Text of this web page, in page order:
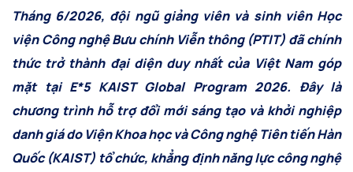
Tháng 6/2026, đội ngũ giảng viên và sinh viên Học
viện Công nghệ Bưu chính Viễn thông (PTIT) đã chính
thức trở thành đại diện duy nhất của Việt Nam góp
mặt tại E*5 KAIST Global Program 2026. Đây là
chương trình hỗ trợ đổi mới sáng tạo và khởi nghiệp
danh giá do Viện Khoa học và Công nghệ Tiên tiến Hàn
Quốc (KAIST) tổ chức, khẳng định năng lực công nghệ